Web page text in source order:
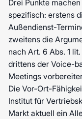
Drei Punkte
spezifisch: erstens
Außendienst-
zweitens die
nach Art. 6 Abs. 1
drittens der Voice-
Meetings
Die Vor-Ort-
Institut für
Markt aktuell ein